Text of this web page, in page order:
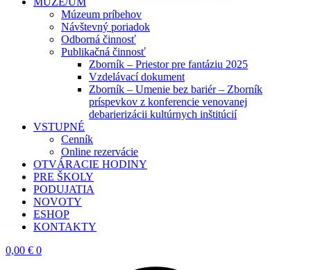
Múzeum príbehov
Návštevný poriadok
Odborná činnosť
Publikačná činnosť
Zborník – Priestor pre fantáziu 2025
Vzdelávací dokument
Zborník – Umenie bez bariér – Zborník
príspevkov z konferencie venovanej
debarierizácii kultúrnych inštitúcií
VSTUPNÉ
Cenník
Online rezervácie
OTVÁRACIE HODINY
PRE ŠKOLY
PODUJATIA
NOVOTY
ESHOP
KONTAKTY
0,00 € 0